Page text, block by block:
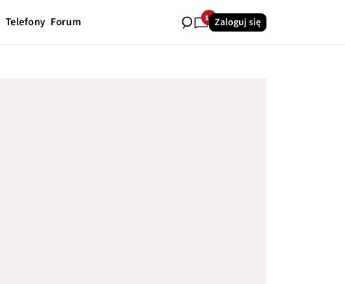
Telefony Forum 14Zaloguj się